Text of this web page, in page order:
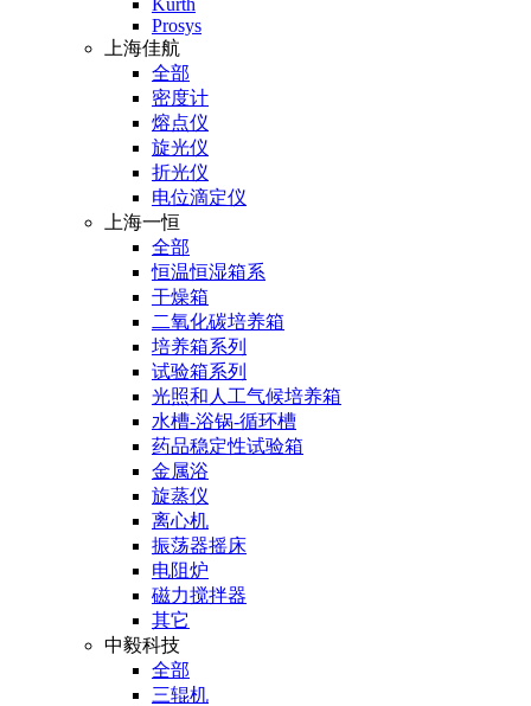
Kurth
Prosys
上海佳航
全部
密度计
熔点仪
旋光仪
折光仪
电位滴定仪
上海一恒
全部
恒温恒湿箱系
干燥箱
二氧化碳培养箱
培养箱系列
试验箱系列
光照和人工气候培养箱
水槽-浴锅-循环槽
药品稳定性试验箱
金属浴
旋蒸仪
离心机
振荡器摇床
电阻炉
磁力搅拌器
其它
中毅科技
全部
三辊机